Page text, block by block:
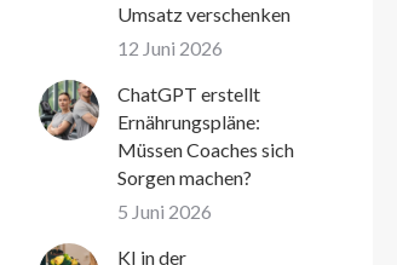
Umsatz verschenken
12 Juni 2026
ChatGPT erstellt
Ernährungspläne:
Müssen Coaches sich
Sorgen machen?
5 Juni 2026
KI in der